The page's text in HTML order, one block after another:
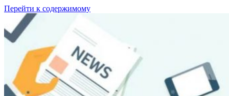
Перейти к содержимому